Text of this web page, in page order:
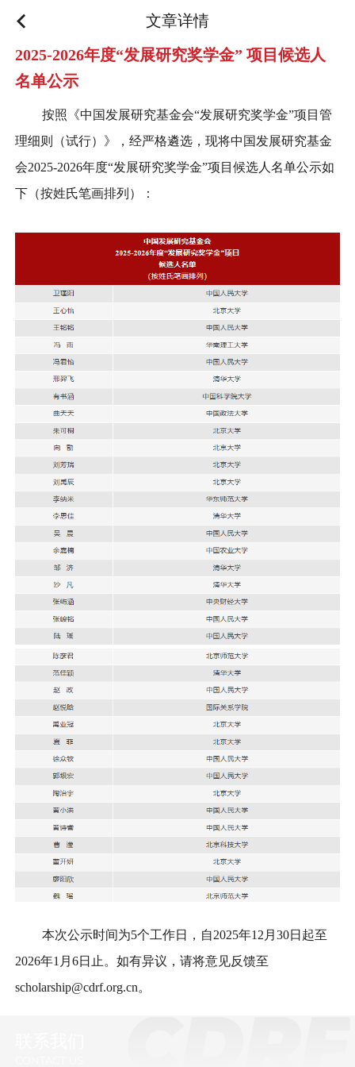
文章详情
2025-2026年度“发展研究奖学金” 项目候选人
名单公示
按照《中国发展研究基金会“发展研究奖学金”项目管
理细则（试行）》，经严格遴选，现将中国发展研究基金
会2025-2026年度“发展研究奖学金”项目候选人名单公示如
下（按姓氏笔画排列）：
本次公示时间为5个工作日，自2025年12月30日起至
2026年1月6日止。如有异议，请将意见反馈至
scholarship@cdrf.org.cn。